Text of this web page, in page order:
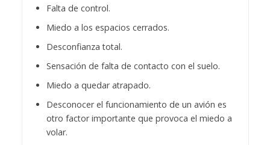
Falta de control.
Miedo a los espacios cerrados.
Desconfianza total.
Sensación de falta de contacto con el suelo.
Miedo a quedar atrapado.
Desconocer el funcionamiento de un avión es
otro factor importante que provoca el miedo a
volar.